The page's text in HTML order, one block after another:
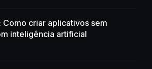
Como criar aplicativos sem
inteligência artificial